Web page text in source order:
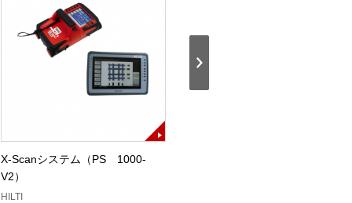
X-Scanシステム（PS 1000-
V2）
HILTI